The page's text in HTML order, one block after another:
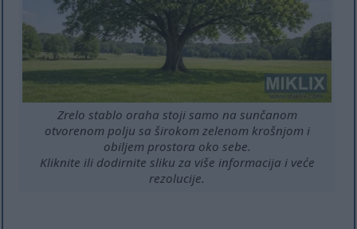
Zrelo stablo oraha stoji samo na sunčanom
otvorenom polju sa širokom zelenom krošnjom i
obiljem prostora oko sebe.
Kliknite ili dodirnite sliku za više informacija i veće
rezolucije.